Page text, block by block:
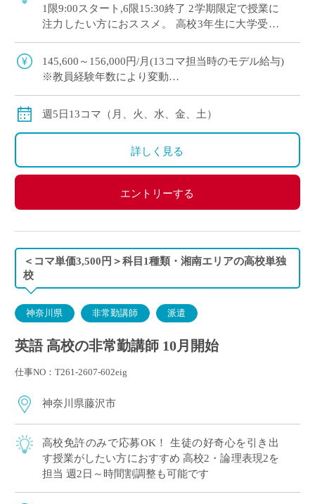
1限9:00スタート,6限15:30終了 2学期限定で授業に
注力したい方におススメ。 高校3年生に大学受験
145,600～156,000円/月(13コマ担当時のモデル給与)
※教員経験年数により変動
週5日13コマ（月、火、水、金、土）
詳しく見る
エントリーする
＜コマ単価3,500円＞科目1種類・湘南エリアの高校単独
校
神奈川県 非常勤講師 派遣
英語 高校の非常勤講師 10月開始
仕事NO：T261-2607-602eig
神奈川県藤沢市
高校免許のみで応募OK！ 生徒の好奇心を引き出
す授業がしたい方におすすめ 高校2・論理表現2を
担当 週2日～時間割調整も可能です